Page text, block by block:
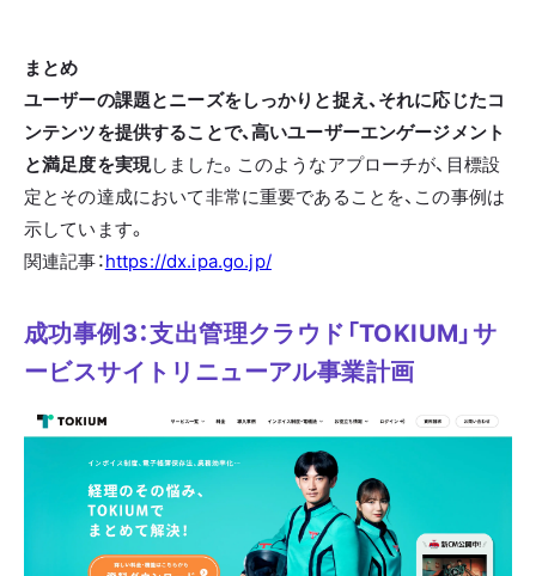
まとめ
ユーザーの課題とニーズをしっかりと捉え、それに応じたコ
ンテンツを提供することで、高いユーザーエンゲージメント
と満足度を実現しました。このようなアプローチが、目標設
定とその達成において非常に重要であることを、この事例は
示しています。
関連記事：https://dx.ipa.go.jp/
成功事例3：支出管理クラウド「TOKIUM」サ
ービスサイトリニューアル事業計画